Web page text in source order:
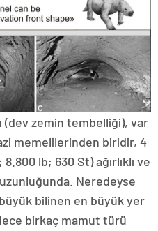
zemin tembelliği), var
memelilerinden biridir, 4
lb; 630 St) ağırlıklı ve
Neredeyse
bilinen en büyük yer
birkaç mamut türü